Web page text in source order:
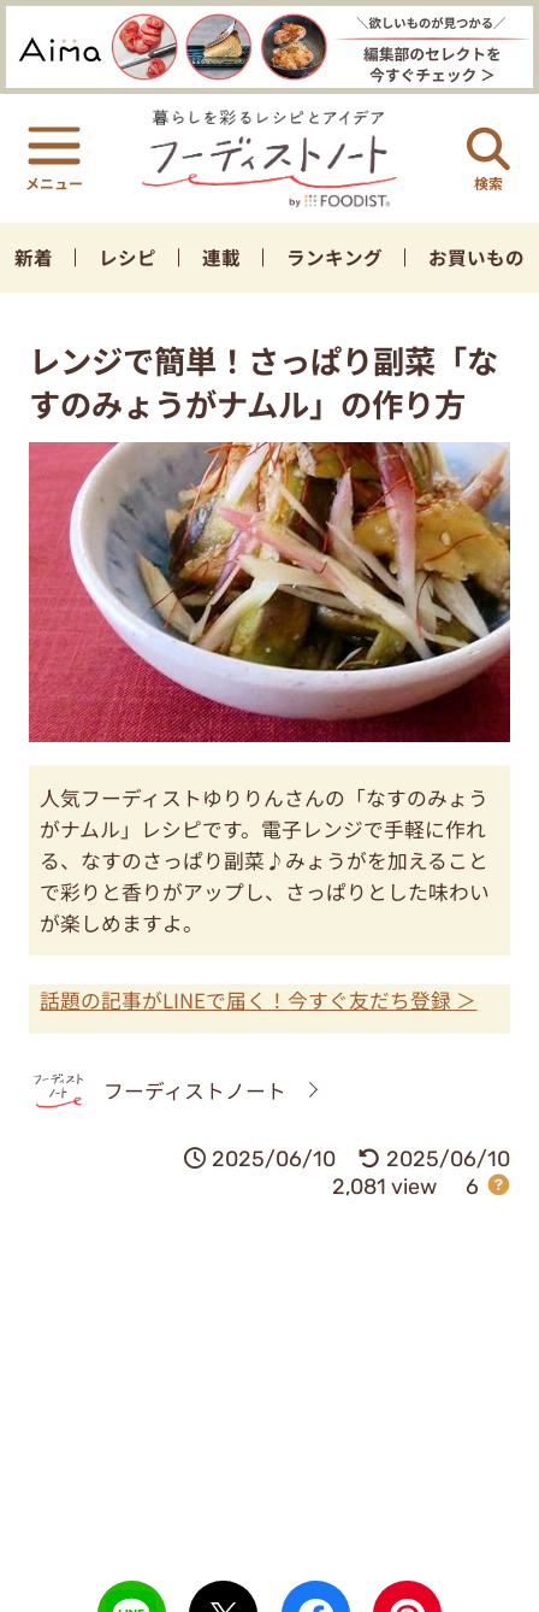
検索
新着 レシピ 連載 ランキング お買いもの
レンジで簡単！さっぱり副菜「な
すのみょうがナムル」の作り方
人気フーディストゆりりんさんの「なすのみょう
がナムル」レシピです。電子レンジで手軽に作れ
る、なすのさっぱり副菜♪みょうがを加えること
で彩りと香りがアップし、さっぱりとした味わい
が楽しめますよ。
話題の記事がLINEで届く！今すぐ友だち登録 ＞
フーディストノート
2025/06/10
2025/06/10
2,081 view
6